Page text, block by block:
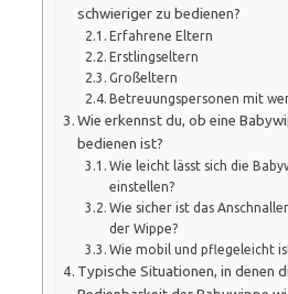
schwieriger zu bedienen?
Erfahrene Eltern
Erstlingseltern
Großeltern
Betreuungspersonen mit
Wie erkennst du, ob eine
bedienen ist?
Wie leicht lässt sich die
einstellen?
Wie sicher ist das
der Wippe?
Wie mobil und pflegeleicht
Typische Situationen, in denen